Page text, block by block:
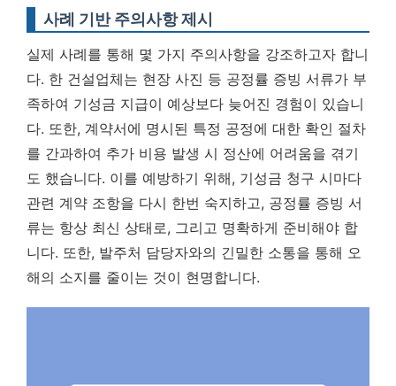
사례 기반 주의사항 제시
실제 사례를 통해 몇 가지 주의사항을 강조하고자 합니
다. 한 건설업체는 현장 사진 등 공정률 증빙 서류가 부
족하여 기성금 지급이 예상보다 늦어진 경험이 있습니
다. 또한, 계약서에 명시된 특정 공정에 대한 확인 절차
를 간과하여 추가 비용 발생 시 정산에 어려움을 겪기
도 했습니다. 이를 예방하기 위해, 기성금 청구 시마다
관련 계약 조항을 다시 한번 숙지하고, 공정률 증빙 서
류는 항상 최신 상태로, 그리고 명확하게 준비해야 합
니다. 또한, 발주처 담당자와의 긴밀한 소통을 통해 오
해의 소지를 줄이는 것이 현명합니다.